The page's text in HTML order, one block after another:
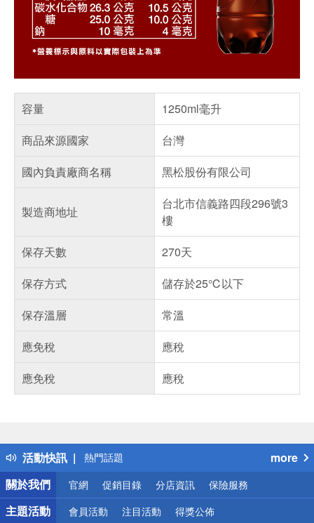
容量
1250ml毫升
商品來源國家
台灣
國內負責廠商名稱
黑松股份有限公司
製造商地址
台北市信義路四段296號3
樓
保存天數
270天
保存方式
儲存於25℃以下
保存溫層
常溫
應免稅
應稅
應免稅
應稅
活動快訊
得獎公告
熱門話題
銀行優惠
偏遠地區配送
詐騙網頁！請小心！
more
關於我們
官網 促銷目錄 分店資訊 保險服務
主題活動 會員活動 注目活動 得獎公佈